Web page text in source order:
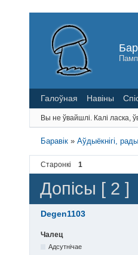
Галоўная Навіны
Вы не ўвайшлі. Калі ласка,
Баравік »Аўдыёкнігі,
Старонкі 1
Допісы [ 2 ]
Degen1103
Чалец
Адсутнічае